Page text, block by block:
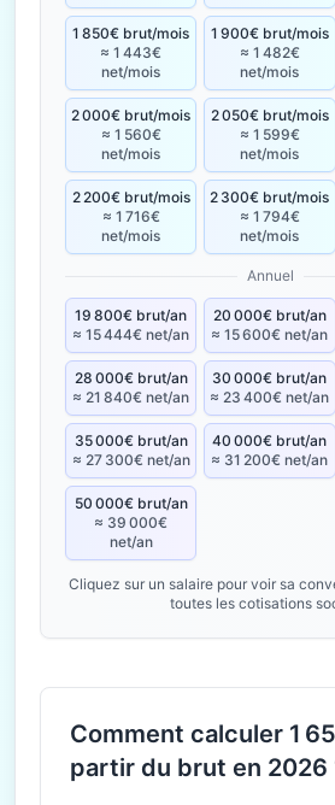
1 850€ brut/mois
≈ 1 443€
net/mois
1 900€ brut/mois
≈ 1 482€
net/mois
2 000€ brut/mois
≈ 1 560€
net/mois
2 050€ brut/mois
≈ 1 599€
net/mois
2 200€ brut/mois
≈ 1 716€
net/mois
2 300€ brut/mois
≈ 1 794€
net/mois
Annuel
19 800€ brut/an
≈ 15 444€ net/an
20 000€ brut/an
≈ 15 600€ net/an
28 000€ brut/an
≈ 21 840€ net/an
30 000€ brut/an
≈ 23 400€ net/an
35 000€ brut/an
≈ 27 300€ net/an
40 000€ brut/an
≈ 31 200€ net/an
50 000€ brut/an
≈ 39 000€
net/an
Cliquez sur un salaire pour voir sa
toutes les cotisations
Comment calculer 1
partir du brut en 2026